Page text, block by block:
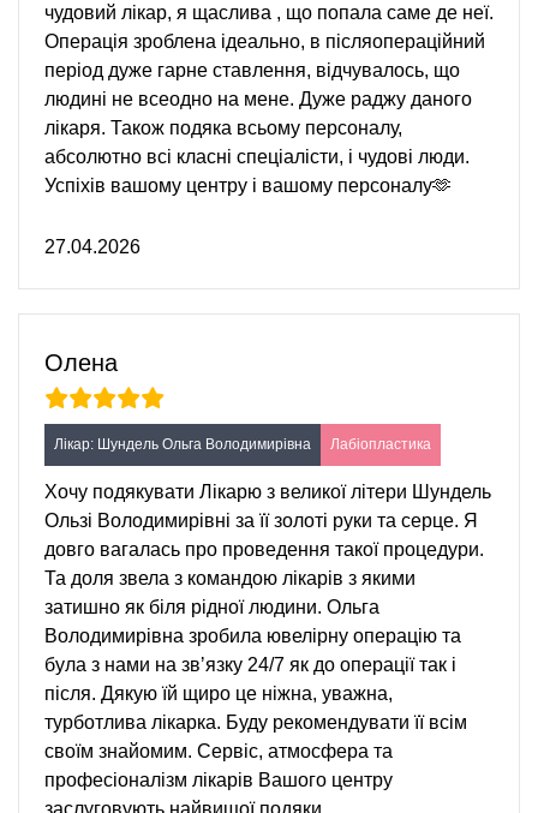
чудовий лікар, я щаслива , що попала саме де неї.
Операція зроблена ідеально, в післяопераційний
період дуже гарне ставлення, відчувалось, що
людині не всеодно на мене. Дуже раджу даного
лікаря. Також подяка всьому персоналу,
абсолютно всі класні спеціалісти, і чудові люди.
Успіхів вашому центру і вашому персоналу🫶
27.04.2026
Олена
Лікар: Шундель Ольга Володимирівна Лабіопластика
Хочу подякувати Лікарю з великої літери Шундель
Ользі Володимирівні за її золоті руки та серце. Я
довго вагалась про проведення такої процедури.
Та доля звела з командою лікарів з якими
затишно як біля рідної людини. Ольга
Володимирівна зробила ювелірну операцію та
була з нами на звʼязку 24/7 як до операції так і
після. Дякую їй щиро це ніжна, уважна,
турботлива лікарка. Буду рекомендувати її всім
своїм знайомим. Сервіс, атмосфера та
професіоналізм лікарів Вашого центру
заслуговують найвищої подяки.